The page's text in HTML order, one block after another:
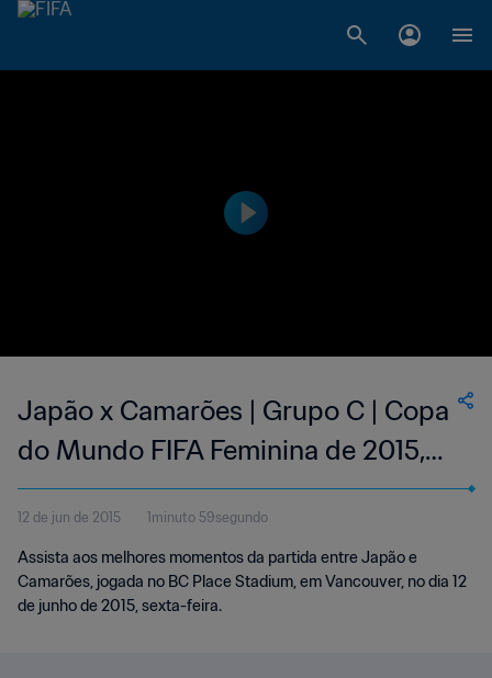
Japão x Camarões | Grupo C | Copa
do Mundo FIFA Feminina de 2015,
no Canadá | Melhores Momentos
12 de jun de 2015 1minuto 59segundo
Assista aos melhores momentos da partida entre Japão e
Camarões, jogada no BC Place Stadium, em Vancouver, no dia 12
de junho de 2015, sexta-feira.